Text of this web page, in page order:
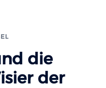
die
der